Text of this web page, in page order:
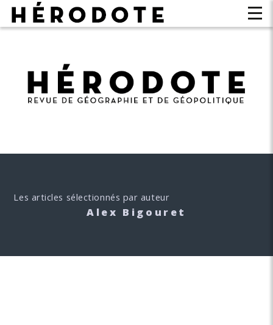
Les articles sélectionnés par auteur
Alex Bigouret